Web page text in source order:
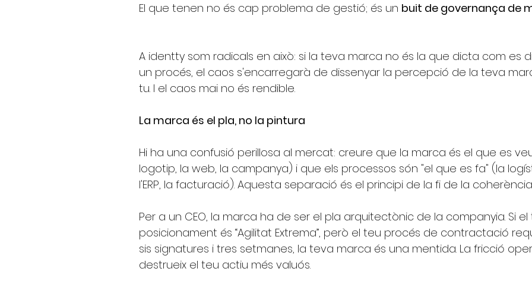
El que tenen no és cap problema de gestió; és un buit de governança de
A identty som radicals en això: si la teva marca no és la que dicta com es
un procés, el caos s'encarregarà de dissenyar la percepció de la teva
tu. I el caos mai no és rendible.
La marca és el pla, no la pintura
Hi ha una confusió perillosa al mercat: creure que la marca és el que es
logotip, la web, la campanya) i que els processos són "el que es fa" (la
l'ERP, la facturació). Aquesta separació és el principi de la fi de la
Per a un CEO, la marca ha de ser el pla arquitectònic de la companyia. Si el
posicionament és “Agilitat Extrema”, però el teu procés de contractació
sis signatures i tres setmanes, la teva marca és una mentida. La fricció
destrueix el teu actiu més valuós.